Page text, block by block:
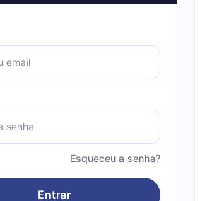
Esqueceu a senha?
Entrar